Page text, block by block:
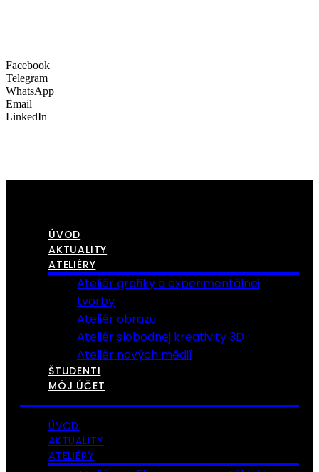
Facebook
Telegram
WhatsApp
Email
LinkedIn
ÚVOD
AKTUALITY
ATELIÉRY
Ateliér grafiky a experimentálnej
tvorby
Ateliér obrazu
Ateliér slobodnej kreativity 3D
Ateliér nových médií
ŠTUDENTI
MÔJ ÚČET
ÚVOD
AKTUALITY
ATELIÉRY